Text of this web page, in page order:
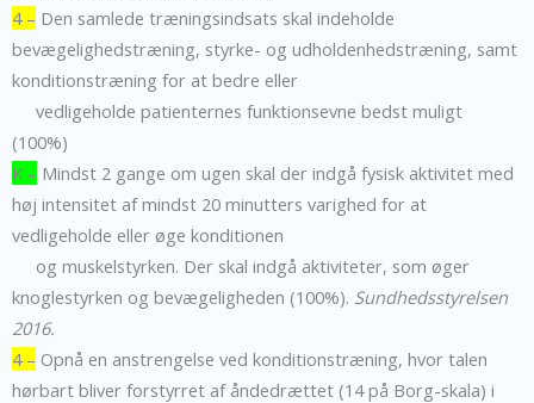
4 – Den samlede træningsindsats skal indeholde
bevægelighedstræning, styrke- og udholdenhedstræning, samt
konditionstræning for at bedre eller
vedligeholde patienternes funktionsevne bedst muligt
(100%)
K – Mindst 2 gange om ugen skal der indgå fysisk aktivitet med
høj intensitet af mindst 20 minutters varighed for at
vedligeholde eller øge konditionen
og muskelstyrken. Der skal indgå aktiviteter, som øger
knoglestyrken og bevægeligheden (100%). Sundhedsstyrelsen
2016.
4 – Opnå en anstrengelse ved konditionstræning, hvor talen
hørbart bliver forstyrret af åndedrættet (14 på Borg-skala) i